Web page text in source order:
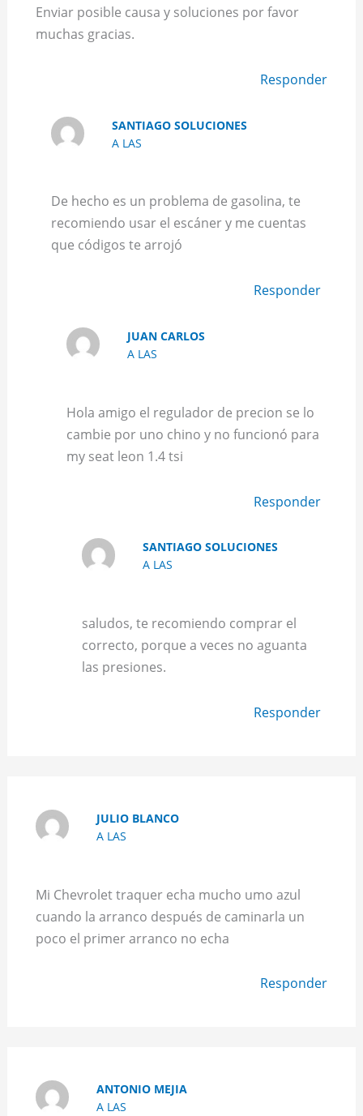
Enviar posible causa y soluciones por favor
muchas gracias.
Responder
SANTIAGO SOLUCIONES
A LAS
De hecho es un problema de gasolina, te
recomiendo usar el escáner y me cuentas
que códigos te arrojó
Responder
JUAN CARLOS
A LAS
Hola amigo el regulador de precion se lo
cambie por uno chino y no funcionó para
my seat leon 1.4 tsi
Responder
SANTIAGO SOLUCIONES
A LAS
saludos, te recomiendo comprar el
correcto, porque a veces no aguanta
las presiones.
Responder
JULIO BLANCO
A LAS
Mi Chevrolet traquer echa mucho umo azul
cuando la arranco después de caminarla un
poco el primer arranco no echa
Responder
ANTONIO MEJIA
A LAS